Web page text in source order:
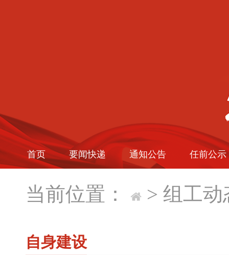
首页 要闻快递 通知公告 任前公示
当前位置： > 组工动
自身建设